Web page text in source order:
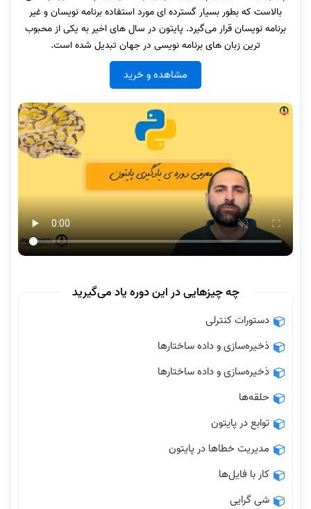
بالاست که بطور بسیار گسترده ای مورد استفاده برنامه نویسان و غیر
برنامه نویسان قرار می‌گیرد. پایتون در سال های اخیر به یکی از محبوب
ترین زبان های برنامه نویسی در جهان تبدیل شده است.
مشاهده و خرید
چه چیزهایی در این دوره یاد می‌گیرید
دستورات کنترلی
ذخیره‌سازی و داده ساختارها
ذخیره‌سازی و داده ساختارها
حلقه‌ها
توابع در پایتون
مدیریت خطاها در پایتون
کار با فایل‌ها
شی گرایی